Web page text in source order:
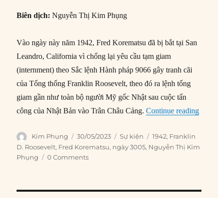
Biên dịch:Nguyễn Thị Kim Phụng
Vào ngày này năm 1942, Fred Korematsu đã bị bắt tại San
Leandro, California vì chống lại yêu cầu tạm giam
(internment) theo Sắc lệnh Hành pháp 9066 gây tranh cãi
của Tổng thống Franklin Roosevelt, theo đó ra lệnh tống
giam gần như toàn bộ người Mỹ gốc Nhật sau cuộc tấn
công của Nhật Bản vào Trân Châu Cảng.Continue reading“30/
Author
Kim Phụng
Posted
on
30/05/2023 Categories
Sự kiện Tags
1942, Franklin
D. Roosevelt, Fred Korematsu, ngày 3005, Nguyễn Thị Kim
Phụng
0 Comments